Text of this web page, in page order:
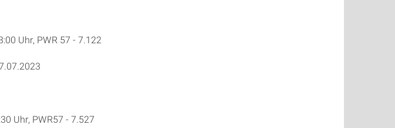
Uhr, PWR 57 - 7.122
Uhr, PWR57 - 7.527